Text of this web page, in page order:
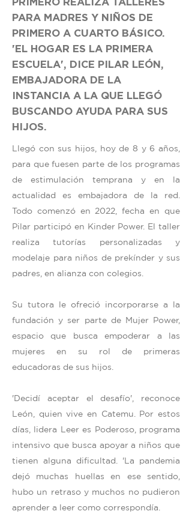
PARA MADRES Y NIÑOS DE
PRIMERO A CUARTO BÁSICO.
'EL HOGAR ES LA PRIMERA
ESCUELA', DICE PILAR LEÓN,
EMBAJADORA DE LA
INSTANCIA A LA QUE LLEGÓ
BUSCANDO AYUDA PARA SUS
HIJOS.
Llegó con sus hijos, hoy de 8 y 6 años,
para que fuesen parte de los programas
de estimulación temprana y en la
actualidad es embajadora de la red.
Todo comenzó en 2022, fecha en que
Pilar participó en Kinder Power. El taller
realiza tutorías personalizadas y
modelaje para niños de prekínder y sus
padres, en alianza con colegios.
Su tutora le ofreció incorporarse a la
fundación y ser parte de Mujer Power,
espacio que busca empoderar a las
mujeres en su rol de primeras
educadoras de sus hijos.
'Decidí aceptar el desafío', reconoce
León, quien vive en Catemu. Por estos
días, lidera Leer es Poderoso, programa
intensivo que busca apoyar a niños que
tienen alguna dificultad. 'La pandemia
dejó muchas huellas en ese sentido,
hubo un retraso y muchos no pudieron
aprender a leer como correspondía.